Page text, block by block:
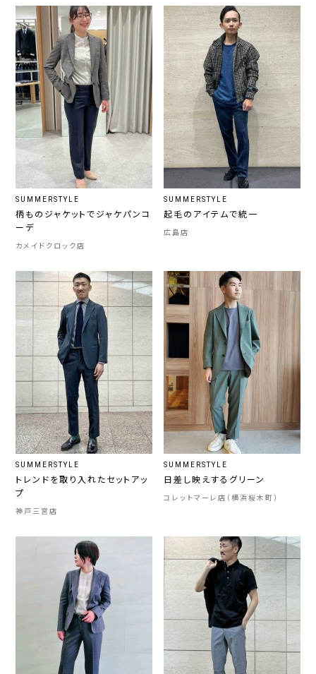
SUMMERSTYLE
柄ものジャケットでジャケパンコ
ーデ
カメイドクロック店
SUMMERSTYLE
起毛のアイテムで統一
広島店
SUMMERSTYLE
トレンドを取り入れたセットアッ
プ
神戸三宮店
SUMMERSTYLE
日差し映えするグリーン
コレットマーレ店（横浜桜木町）